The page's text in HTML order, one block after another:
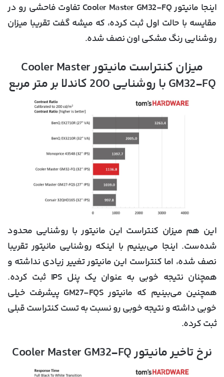
اینجا مانیتور Cooler Master GM32-FQ تفاوت فاحشی رو در
مقایسه با حالت اول ثبت کرده، که میشه گفت تقریبا میزان
روشنایی رنگ مشکی اون نصف شده.
میزان کنتراست مانیتور Cooler Master
GM32-FQ با روشنایی 200 کاندلا بر متر مربع
این هم میزان کنتراست این مانیتور با روشنایی محدود
شده‌ست. اینجا می‌بینیم با اینکه روشنایی مانیتور تقریبا
نصف شده، اما کنتراست این مانیتور تغییر زیادی نداشته و
همچنان نتیجه خوبی به عنوان یک پنل IPS ثبت کرده.
همچنین می‌بینیم که مانیتور GM27-FQS پیشرفت خیلی
خوبی داشته و نتیجه خوبی رو نسبت به تست کنتراست قبلی
ثبت کرده.
نرخ تاخیر مانیتور Cooler Master GM32-FQ